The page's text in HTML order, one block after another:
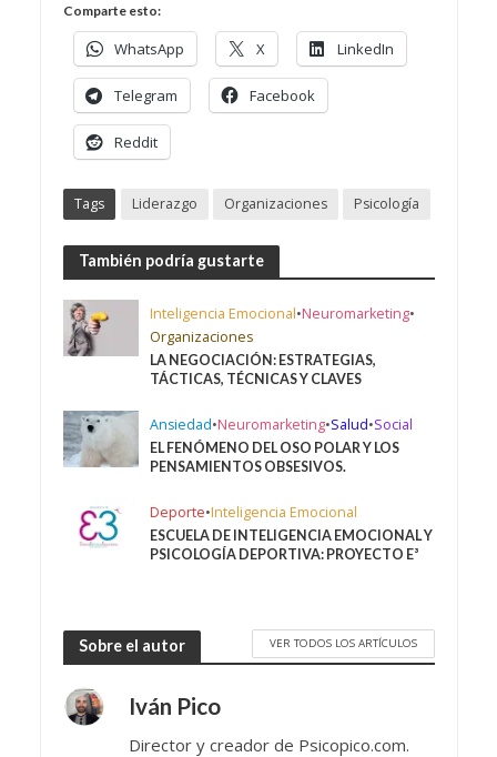
Comparte esto:
WhatsApp X LinkedIn
Telegram Facebook
Reddit
Tags Liderazgo Organizaciones Psicología
También podría gustarte
Inteligencia Emocional•Neuromarketing•
Organizaciones
LA NEGOCIACIÓN: ESTRATEGIAS,
TÁCTICAS, TÉCNICAS Y CLAVES
Ansiedad•Neuromarketing•Salud•Social
EL FENÓMENO DEL OSO POLAR Y LOS
PENSAMIENTOS OBSESIVOS.
Deporte•Inteligencia Emocional
ESCUELA DE INTELIGENCIA EMOCIONAL Y
PSICOLOGÍA DEPORTIVA: PROYECTO E³
Sobre el autor VER TODOS LOS ARTÍCULOS
Iván Pico
Director y creador de Psicopico.com.